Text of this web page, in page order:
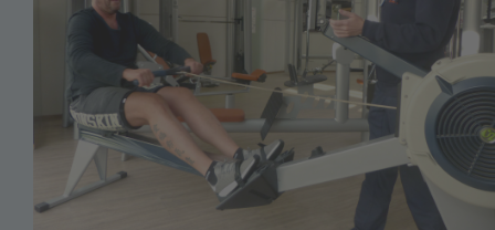
Leistungen
Über uns
Karriere